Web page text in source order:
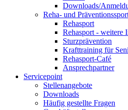
Downloads/
Reha- und
Rehasport
Rehasport - weitere
Sturzprävention
Krafttraining für
Rehasport-Café
Ansprechpartner
Servicepoint
Stellenangebote
Downloads
Häufig gestellte Fragen